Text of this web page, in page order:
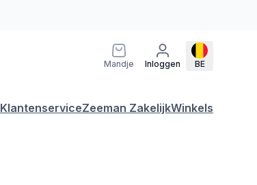
Mandje Inloggen BE
KlantenserviceZeeman ZakelijkWinkels